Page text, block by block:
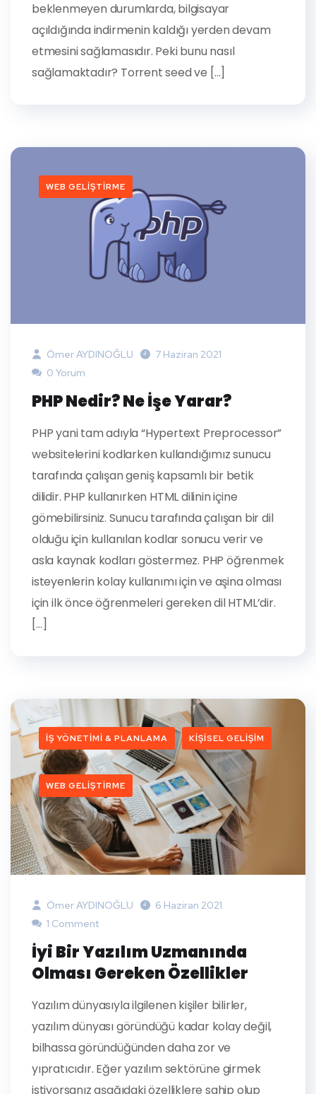
beklenmeyen durumlarda, bilgisayar
açıldığında indirmenin kaldığı yerden devam
etmesini sağlamasıdır. Peki bunu nasıl
sağlamaktadır? Torrent seed ve […]
WEB GELIŞTIRME
Ömer AYDINOĞLU
7 Haziran 2021
0 Yorum
PHP Nedir? Ne İşe Yarar?
PHP yani tam adıyla “Hypertext Preprocessor”
websitelerini kodlarken kullandığımız sunucu
tarafında çalışan geniş kapsamlı bir betik
dilidir. PHP kullanırken HTML dilinin içine
gömebilirsiniz. Sunucu tarafında çalışan bir dil
olduğu için kullanılan kodlar sonucu verir ve
asla kaynak kodları göstermez. PHP öğrenmek
isteyenlerin kolay kullanımı için ve aşina olması
için ilk önce öğrenmeleri gereken dil HTML’dir.
[…]
İŞ YÖNETIMI & PLANLAMA KIŞISEL GELIŞIM
WEB GELIŞTIRME
Ömer AYDINOĞLU
6 Haziran 2021
1 Comment
İyi Bir Yazılım Uzmanında
Olması Gereken Özellikler
Yazılım dünyasıyla ilgilenen kişiler bilirler,
yazılım dünyası göründüğü kadar kolay değil,
bilhassa göründüğünden daha zor ve
yıpratıcıdır. Eğer yazılım sektörüne girmek
istiyorsanız aşağıdaki özelliklere sahip olup